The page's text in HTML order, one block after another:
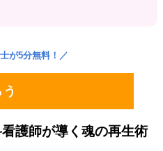
が5分無料！ ／
護師が導く魂の再生術